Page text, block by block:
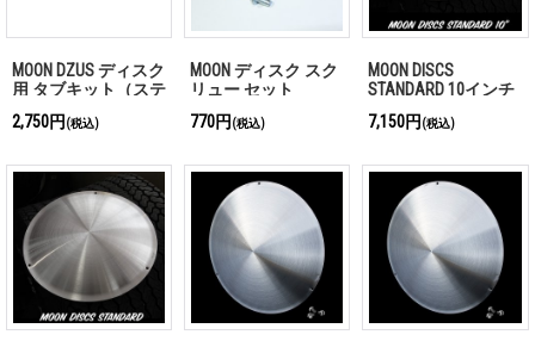
MOON DZUS ディスク
用 タブキット（ステ
ー&金具1枚分）
2,750円 (税込)
MOON ディスク スク
リュー セット
770円 (税込)
MOON DISCS
STANDARD 10インチ
7,150円 (税込)